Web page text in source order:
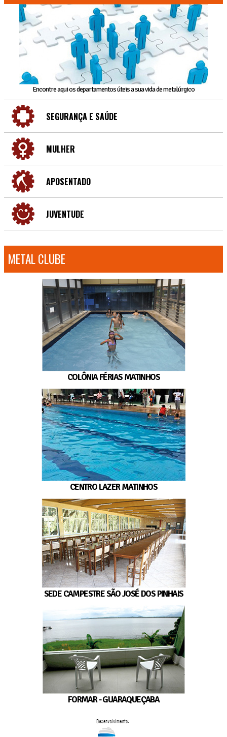
Encontre aqui os departamentos úteis a sua vida de metalúrgico
SEGURANÇA E SAÚDE
MULHER
APOSENTADO
JUVENTUDE
METAL CLUBE
COLÔNIA FÉRIAS MATINHOS
CENTRO LAZER MATINHOS
SEDE CAMPESTRE SÃO JOSÉ DOS PINHAIS
FORMAR - GUARAQUEÇABA